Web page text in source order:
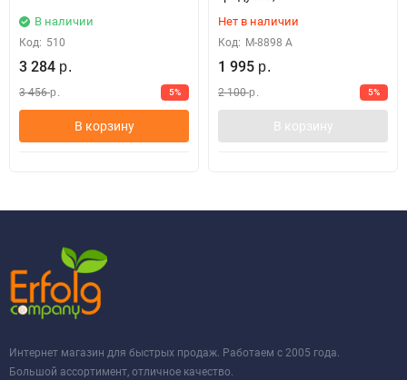
В наличии
Код: 510
3 284 р.
3 456 р. 5%
В корзину
Нет в наличии
Код: М-8898 А
1 995 р.
2 100 р. 5%
В корзину
Интернет магазин для быстрых продаж. Работаем с 2005 года.
Большой ассортимент, отличное качество.